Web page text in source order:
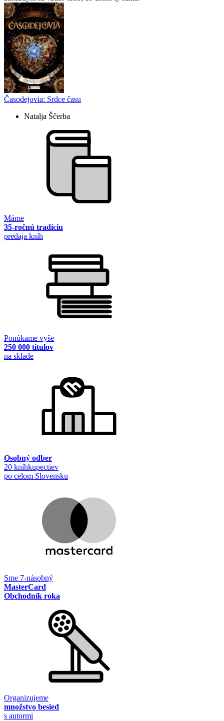
Časodejovia: Srdce času
Natalja Ščerba
Máme
35-ročnú tradíciu
predaja kníh
Ponúkame vyše
250 000 titulov
na sklade
Osobný odber
20 kníhkupectiev
po celom Slovensku
Sme 7-násobný
MasterCard
Obchodník roka
Organizujeme
množstvo besied
s autormi